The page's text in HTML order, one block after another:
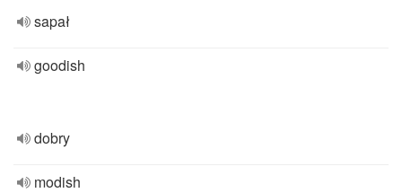
sapał
goodish
dobry
modish